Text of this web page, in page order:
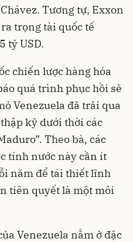
Tương tự, Exxon
trọng tài quốc tế
tỷ USD.
chiến lược hàng hóa
quá trình phục hồi sẽ
Venezuela đã trải qua
kỷ dưới thời các
Theo bà, các
tính nước này cần ít
năm để tái thiết lĩnh
tiên quyết là một môi
Venezuela nằm ở đặc